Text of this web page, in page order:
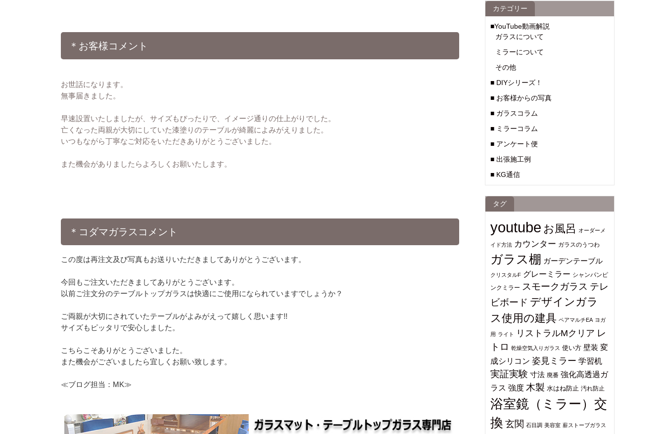
＊お客様コメント
お世話になります。
無事届きました。
早速設置いたしましたが、サイズもぴったりで、イメージ通りの仕上がりでした。
亡くなった両親が大切にしていた漆塗りのテーブルが綺麗によみがえりました。
いつもながら丁寧なご対応をいただきありがとうございました。
また機会がありましたらよろしくお願いたします。
＊コダマガラスコメント
この度は再注文及び写真もお送りいただきましてありがとうございます。
今回もご注文いただきましてありがとうございます。
以前ご注文分のテーブルトップガラスは快適にご使用になられていますでしょうか？
ご両親が大切にされていたテーブルがよみがえって嬉しく思います!!
サイズもピッタリで安心しました。
こちらこそありがとうございました。
また機会がございましたら宜しくお願い致します。
≪ブログ担当：MK≫
カテゴリー
■YouTube動画解説
ガラスについて
ミラーについて
その他
■ DIYシリーズ！
■ お客様からの写真
■ ガラスコラム
■ ミラーコラム
■ アンケート便
■ 出張施工例
■ KG通信
タグ
youtube お風呂 オーダーメ
イド方法 カウンター ガラスのうつわ
ガラス棚 ガーデンテーブル
クリスタルF グレーミラー シャンパンピ
ンクミラー スモークガラス テレ
ビボード デザインガラ
ス使用の建具 ペアマルチEA ヨガ
用 ライト リストラルMクリア レ
トロ 乾燥空気入りガラス 使い方 壁装 変
成シリコン 姿見ミラー 学習机
実証実験 寸法 廃番 強化高透過ガ
ラス 強度 木製 水はね防止 汚れ防止
浴室鏡（ミラー）交
換 玄関 石目調 美容室 薪ストーブガラス